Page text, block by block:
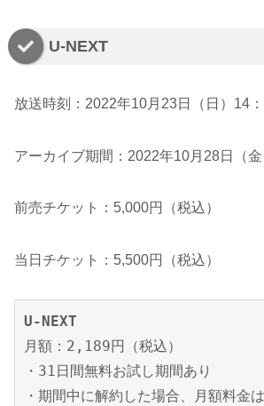
U-NEXT
放送時刻：2022年10月23日（日）14
アーカイブ期間：2022年10月28日（
前売チケット：5,000円（税込）
当日チケット：5,500円（税込）
U-NEXT
月額：2,189円（税込）
・31日間無料お試し期間あり
・期間中に解約した場合、月額料金